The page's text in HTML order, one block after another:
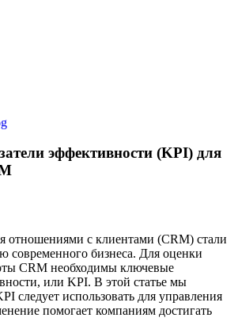
эффективности (KPI) для
отношениями с клиентами (CRM) стали
современного бизнеса. Для оценки
CRM необходимы ключевые
или KPI. В этой статье мы
следует использовать для управления
помогает компаниям достигать